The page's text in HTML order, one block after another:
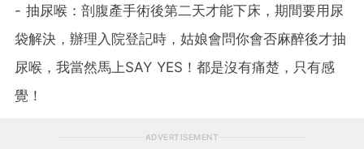
- 抽尿喉：剖腹產手術後第二天才能下床，期間要用尿
袋解決，辦理入院登記時，姑娘會問你會否麻醉後才抽
尿喉，我當然馬上SAY YES！都是沒有痛楚，只有感
覺！
ADVERTISEMENT